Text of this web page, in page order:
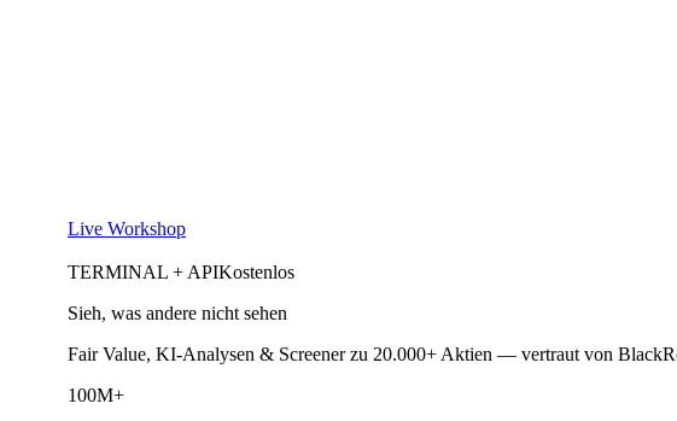
Live Workshop
TERMINAL + APIKostenlos
Sieh, was andere nicht sehen
Fair Value, KI-Analysen & Screener zu 20.000+ Aktien — vertraut von
100M+